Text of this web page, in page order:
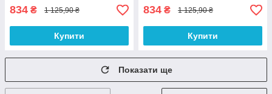
834 ₴ 1 125,90 ₴
Купити
834 ₴ 1 125,90 ₴
Купити
Показати ще